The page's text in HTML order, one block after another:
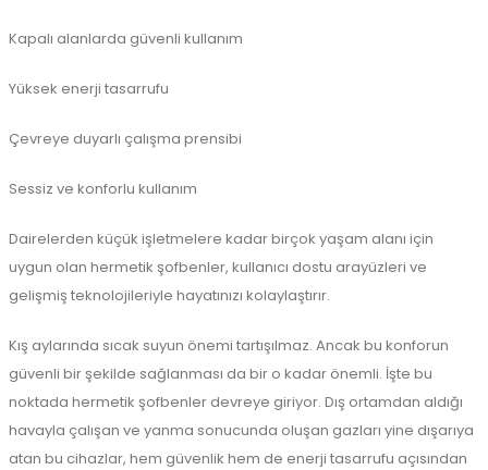
Kapalı alanlarda güvenli kullanım
Yüksek enerji tasarrufu
Çevreye duyarlı çalışma prensibi
Sessiz ve konforlu kullanım
Dairelerden küçük işletmelere kadar birçok yaşam alanı için
uygun olan hermetik şofbenler, kullanıcı dostu arayüzleri ve
gelişmiş teknolojileriyle hayatınızı kolaylaştırır.
Kış aylarında sıcak suyun önemi tartışılmaz. Ancak bu konforun
güvenli bir şekilde sağlanması da bir o kadar önemli. İşte bu
noktada hermetik şofbenler devreye giriyor. Dış ortamdan aldığı
havayla çalışan ve yanma sonucunda oluşan gazları yine dışarıya
atan bu cihazlar, hem güvenlik hem de enerji tasarrufu açısından